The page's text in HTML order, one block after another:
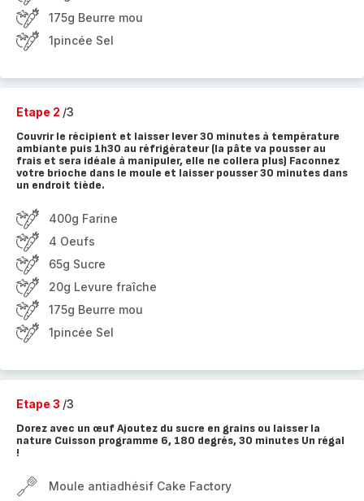
175g Beurre mou
1pincée Sel
Etape 2 /3
Couvrir le récipient et laisser lever 30 minutes à température
ambiante puis 1h30 au réfrigérateur (la pâte va pousser au
frais et sera idéale à manipuler, elle ne collera plus) Faconnez
votre brioche dans le moule et laisser pousser 30 minutes dans
un endroit tiède.
400g Farine
4 Oeufs
65g Sucre
20g Levure fraîche
175g Beurre mou
1pincée Sel
Etape 3 /3
Dorez avec un œuf Ajoutez du sucre en grains ou laisser la
nature Cuisson programme 6, 180 degrés, 30 minutes Un régal
!
Moule antiadhésif Cake Factory